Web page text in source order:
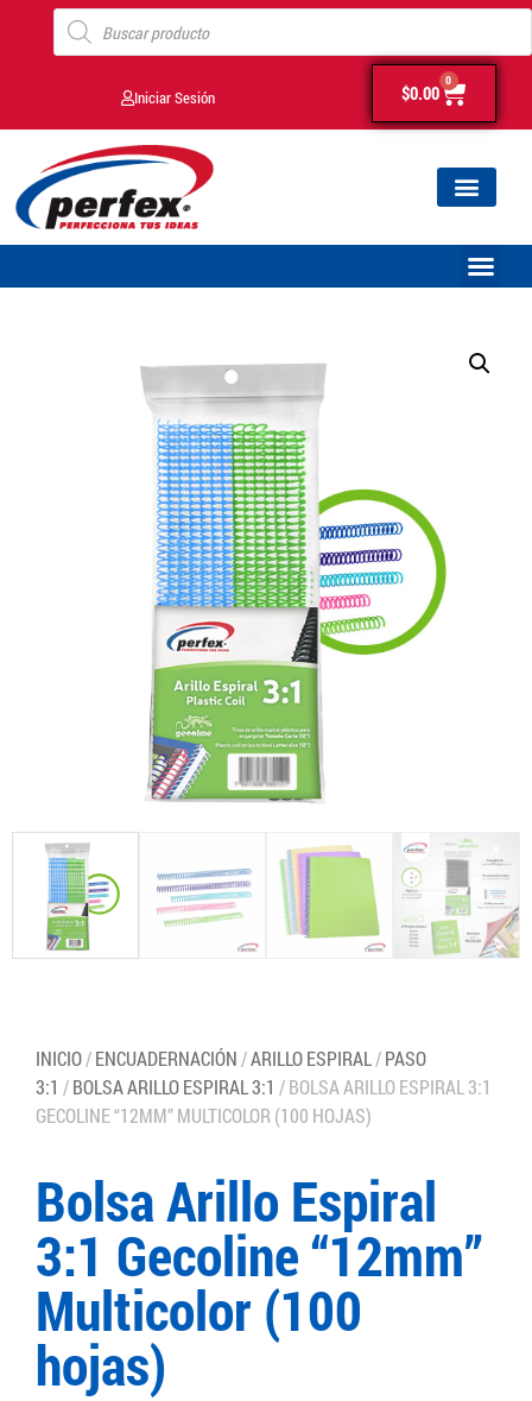
Iniciar Sesión $0.00
0
INICIO/ENCUADERNACIÓN /ARILLO ESPIRAL/PASO
3:1 /BOLSA ARILLO ESPIRAL 3:1 / BOLSA ARILLO ESPIRAL 3:1
GECOLINE “12MM” MULTICOLOR (100 HOJAS)
Bolsa Arillo Espiral
3:1 Gecoline “12mm”
Multicolor (100
hojas)